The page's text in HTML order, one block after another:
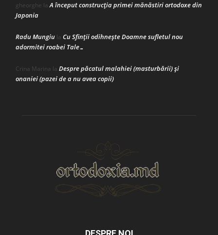
gheorghe laA început construcţia primei mănăstiri ortodoxe din
Japonia
Radu Mungiu la Cu Sfinții odihnește Doamne sufletul nou
adormitei roabei Tale…
Crina Marina la Despre păcatul malahiei (masturbării) şi
onaniei (pazei de a nu avea copii)